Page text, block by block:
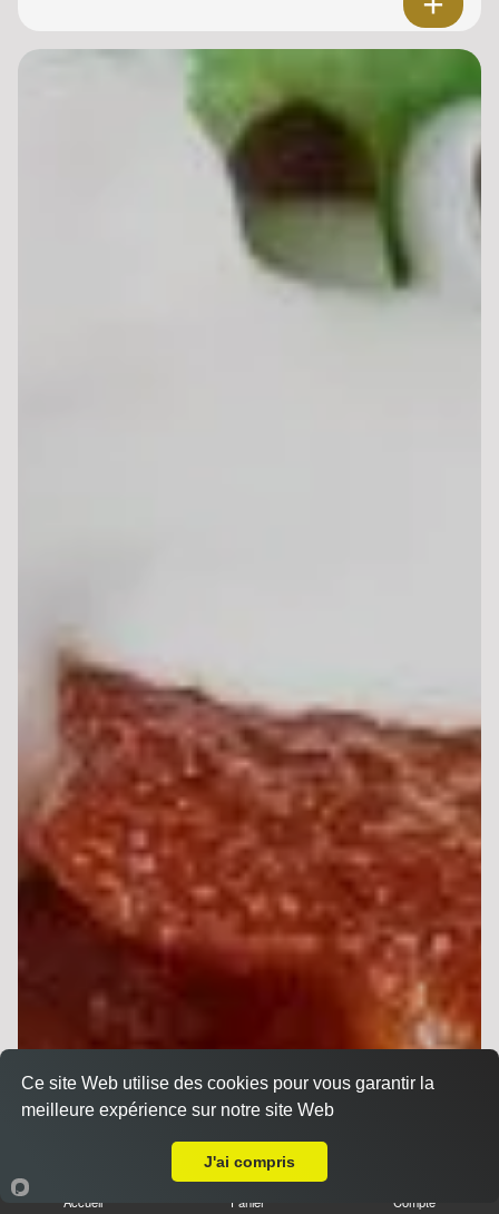
Accueil Panier Compte
Ce site Web utilise des cookies pour vous garantir la
meilleure expérience sur notre site Web
J'ai compris